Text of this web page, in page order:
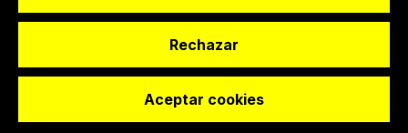
Solicitar reserva
© Dashboard Technologies S.L
Rechazar
Aceptar cookies